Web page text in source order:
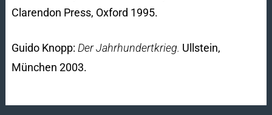
Clarendon Press, Oxford 1995.
Guido Knopp: Der Jahrhundertkrieg. Ullstein,
München 2003.